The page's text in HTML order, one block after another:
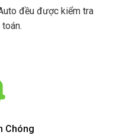
đều được kiểm tra
Chóng